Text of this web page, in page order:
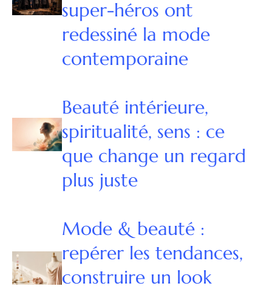
super-héros ont
redessiné la mode
contemporaine
Beauté intérieure,
spiritualité, sens : ce
que change un regard
plus juste
Mode & beauté :
repérer les tendances,
construire un look